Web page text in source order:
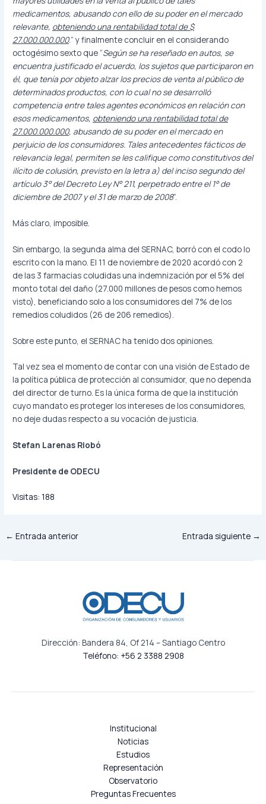
medicamentos, abusando con ello de su poder en el mercado
relevante, obteniendo una rentabilidad total de $
27.000.000.000.” y finalmente concluir en el considerando
octogésimo sexto que “Según se ha reseñado en autos, se
encuentra justificado el acuerdo, los sujetos que participaron en
él, que tenía por objeto alzar los precios de venta al público de
determinados productos, con lo cual no se desarrolló
competencia entre tales agentes económicos en relación con
esos medicamentos, obteniendo una rentabilidad total de
27.000.000.000, abusando de su poder en el mercado en
perjuicio de los consumidores. Tales antecedentes fácticos de
relevancia legal, permiten se les califique como constitutivos del
ilícito de colusión, previsto en la letra a) del inciso segundo del
artículo 3° del Decreto Ley N° 211, perpetrado entre el 1° de
diciembre de 2007 y el 31 de marzo de 2008”.
Más claro, imposible.
Sin embargo, la segunda alma del SERNAC, borró con el codo lo
escrito con la mano. El 11 de noviembre de 2020 acordó con 2
de las 3 farmacias coludidas una indemnización por el 5% del
monto total del daño (27.000 millones de pesos como hemos
visto), beneficiando solo a los consumidores del 7% de los
remedios coludidos (26 de 206 remedios).
Sobre este punto, el SERNAC ha tenido dos opiniones.
Tal vez sea el momento de contar con una visión de Estado de
la política pública de protección al consumidor, que no dependa
del director de turno. Es la única forma de que la institución
cuyo mandato es proteger los intereses de los consumidores,
no deje dudas respecto a su vocación de justicia.
Stefan Larenas Riobó
Presidente de ODECU
Visitas: 188
← Entrada anterior Entrada siguiente →
Dirección: Bandera 84, Of 214 – Santiago Centro
Teléfono: +56 2 3388 2908
Institucional
Noticias
Estudios
Representación
Observatorio
Preguntas Frecuentes